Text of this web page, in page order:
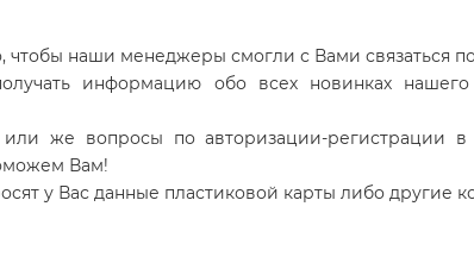
наши менеджеры смогли с Вами связаться по
информацию обо всех новинках нашего
же вопросы по авторизации-регистрации
Вам!
у Вас данные пластиковой карты либо другие